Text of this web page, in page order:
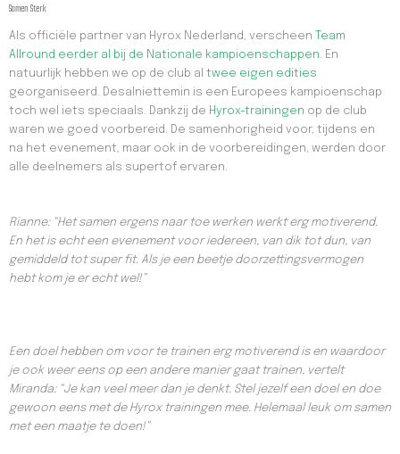
Samen Sterk
Als officiële partner van Hyrox Nederland, verscheen
Team
Allround eerder al bij de Nationale kampioenschappen. En
natuurlijk hebben we op de club al twee eigen edities
georganiseerd. Desalniettemin is een Europees kampioenschap
toch wel iets speciaals. Dankzij de Hyrox-trainingen op de club
waren we goed voorbereid. De samenhorigheid voor, tijdens en
na het evenement, maar ook in de voorbereidingen, werden door
alle deelnemers als supertof ervaren.
Rianne: “Het samen ergens naar toe werken werkt erg motiverend.
En het is echt een evenement voor iedereen, van dik tot dun, van
gemiddeld tot super fit. Als je een beetje doorzettingsvermogen
hebt kom je er echt wel!”
Een doel hebben om voor te trainen erg motiverend is en waardoor
je ook weer eens op een andere manier gaat trainen, vertelt
Miranda: “Je kan veel meer dan je denkt. Stel jezelf een doel en doe
gewoon eens met de Hyrox trainingen mee. Helemaal leuk om samen
met een maatje te doen!”